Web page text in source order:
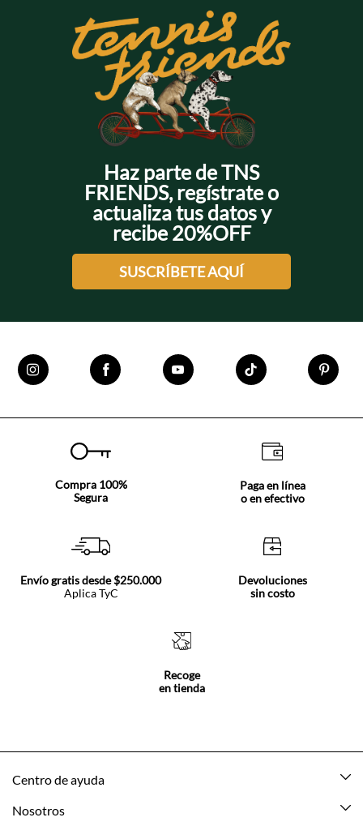
Haz parte de TNS
FRIENDS, regístrate o
actualiza tus datos y
recibe 20%OFF
SUSCRÍBETE AQUÍ
Compra 100%
Segura
Paga en línea
o en efectivo
Envío gratis desde $250.000
Aplica TyC
Devoluciones
sin costo
Recoge
en tienda
Centro de ayuda
Mis pedidos
Nosotros